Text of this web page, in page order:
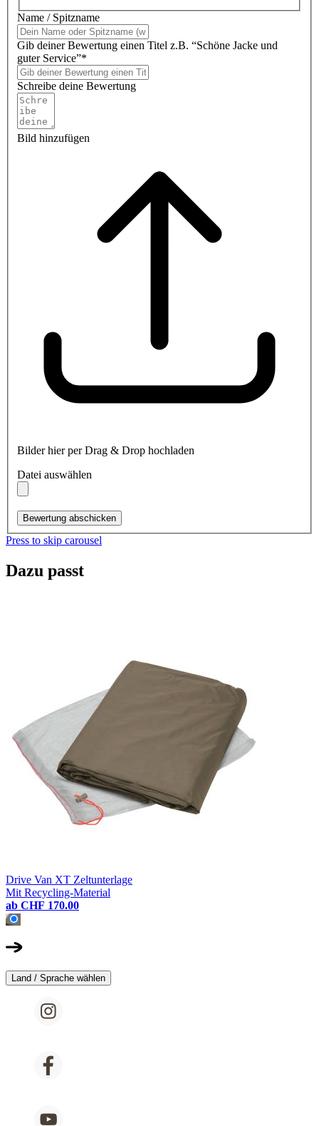
Name / Spitzname
Gib deiner Bewertung einen Titel z.B. “Schöne Jacke und
guter Service”*
Schreibe deine Bewertung
Bild hinzufügen
Bilder hier per Drag & Drop hochladen
Datei auswählen
Bewertung abschicken
Press to skip carousel
Dazu passt
Drive Van XT Zeltunterlage
Mit Recycling-Material
ab CHF 170.00
Land / Sprache wählen